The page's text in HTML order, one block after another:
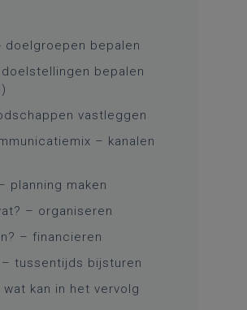
doelgroepen bepalen
doelstellingen bepalen
vastleggen
– kanalen
planning maken
– organiseren
– financieren
tussentijds bijsturen
wat kan in het vervolg